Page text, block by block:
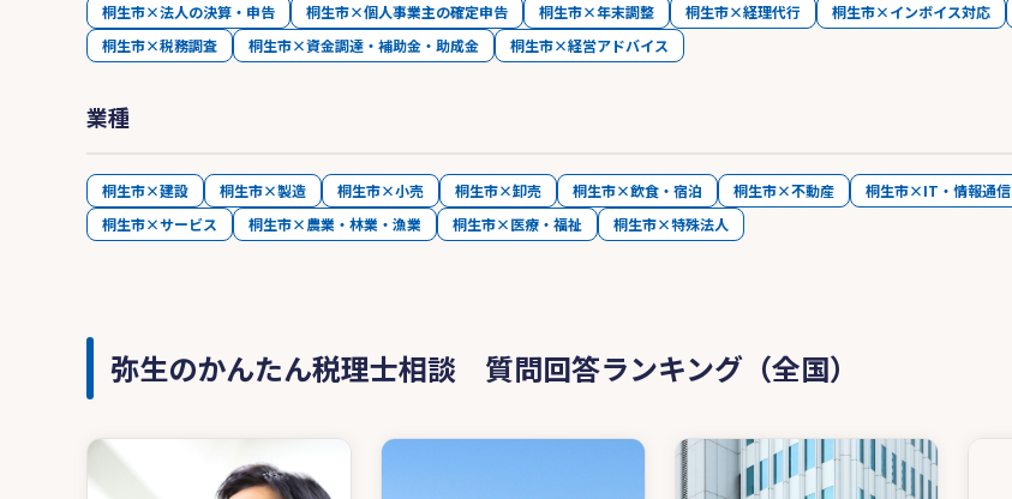
桐生市×法人の決算・申告 桐生市×個人事業主の確定申告 桐生市×年末調整 桐生市×経理代行 桐生市×インボイス対応
桐生市×税務調査
桐生市×資金調達・補助金・助成金 桐生市×経営アドバイス
業種
桐生市×建設 桐生市×製造 桐生市×小売 桐生市×卸売 桐生市×飲食・宿泊 桐生市×不動産 桐生市×IT・情報通信
桐生市×サービス
桐生市×農業・林業・漁業 桐生市×医療・福祉 桐生市×特殊法人
弥生のかんたん税理士相談 質問回答ランキング（全国）